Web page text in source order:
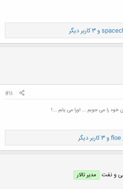
و 3 کاربر دیگر
#11
خود را می جویم ... اورا می يابم ...!
,
floe و 3 کاربر دیگر
و نفت مدیر تالار